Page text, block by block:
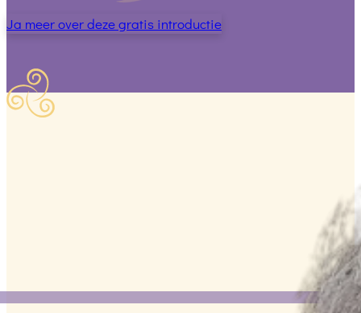
Ja meer over deze gratis introductie